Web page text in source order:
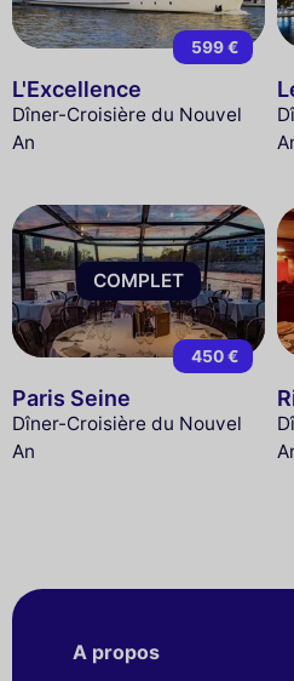
599 €
L'Excellence
Dîner-Croisière du Nouvel
An
COMPLET
450 €
Paris Seine
Dîner-Croisière du Nouvel
An
A propos